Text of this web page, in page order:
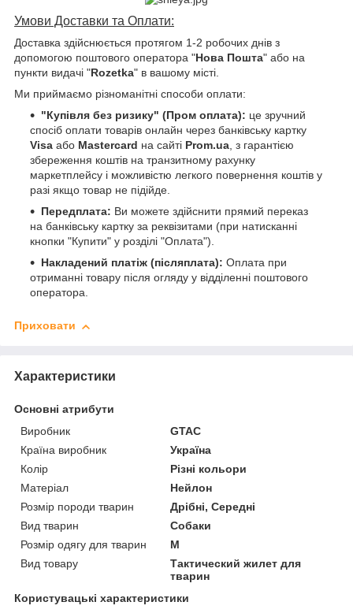
Умови Доставки та Оплати:
Доставка здійснюється протягом 1-2 робочих днів з
допомогою поштового оператора "Нова Пошта" або на
пункти видачі "Rozetka" в вашому місті.
Ми приймаємо різноманітні способи оплати:
"Купівля без ризику" (Пром оплата): це зручний
спосіб оплати товарів онлайн через банківську картку
Visa або Mastercard на сайті Prom.ua, з гарантією
збереження коштів на транзитному рахунку
маркетплейсу і можливістю легкого повернення коштів у
разі якщо товар не підійде.
Передплата: Ви можете здійснити прямий переказ
на банківську картку за реквізитами (при натисканні
кнопки "Купити" у розділі "Оплата").
Накладений платіж (післяплата): Оплата при
отриманні товару після огляду у відділенні поштового
оператора.
Приховати
Характеристики
Основні атрибути
Виробник
GTAC
Країна виробник
Україна
Колір
Різні кольори
Матеріал
Нейлон
Розмір породи тварин
Дрібні, Середні
Вид тварин
Собаки
Розмір одягу для тварин
M
Вид товару
Тактический жилет для
тварин
Користувацькі характеристики